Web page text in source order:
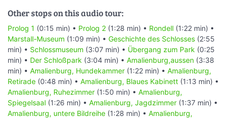
Other stops on this audio tour:
Prolog 1 (0:15 min) • Prolog 2 (1:28 min) • Rondell (1:22 min) •
Marstall-Museum (1:09 min) • Geschichte des Schlosses (2:55
min) • Schlossmuseum (3:07 min) • Übergang zum Park (0:25
min) • Der Schloßpark (3:04 min) • Amalienburg,aussen (3:38
min) • Amalienburg, Hundekammer (1:22 min) • Amalienburg,
Retirade (0:48 min) • Amalienburg, Blaues Kabinett (1:13 min) •
Amalienburg, Ruhezimmer (1:50 min) • Amalienburg,
Spiegelsaal (1:26 min) • Amalienburg, Jagdzimmer (1:37 min) •
Amalienburg, untere Bildreihe (1:28 min) • Amalienburg,